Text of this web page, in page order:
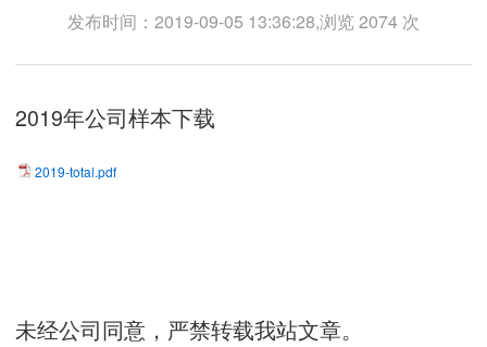
发布时间：2019-09-05 13:36:28,浏览 2074 次
2019年公司样本下载
2019-total.pdf
未经公司同意，严禁转载我站文章。